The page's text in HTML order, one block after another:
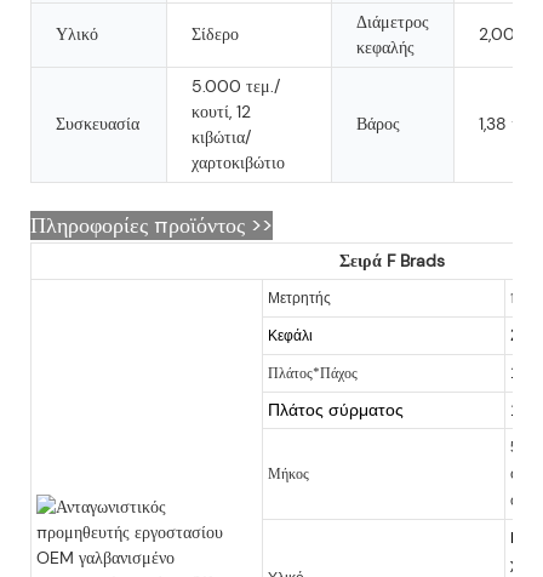
Υλικό Σίδερο
Διάμετρος
κεφαλής
Συσκευασία
5.000 τεμ./
κουτί, 12
κιβώτια/
χαρτοκιβώτιο
Βάρος 1,38
Πληροφορίες προϊόντος >>
Σειρά F Brads
Μετρητής 18
Κεφάλι
Πλάτος*Πάχος
1,00
Πλάτος σύρματος
Μήκος
5 -